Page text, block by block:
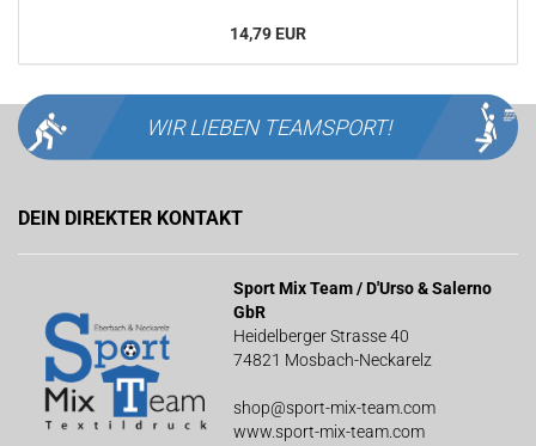
14,79 EUR
WIR LIEBEN TEAMSPORT!
DEIN DIREKTER KONTAKT
Sport Mix Team / D'Urso & Salerno
GbR
Heidelberger Strasse 40
74821 Mosbach-Neckarelz
shop@sport-mix-team.com
www.sport-mix-team.com